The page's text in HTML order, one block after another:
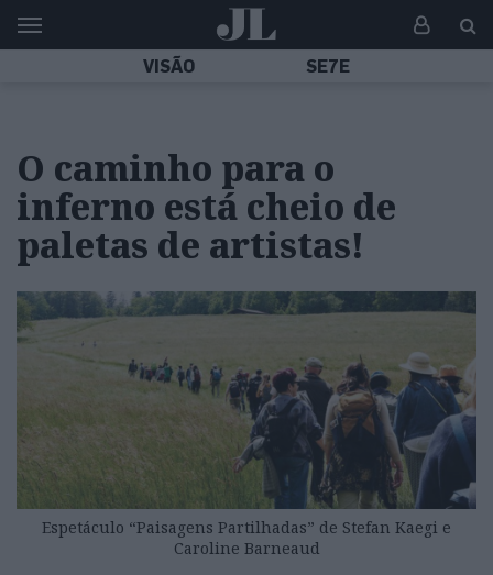
VISÃO SE7E
O caminho para o
inferno está cheio de
paletas de artistas!
Espetáculo “Paisagens Partilhadas” de Stefan Kaegi e
Caroline Barneaud